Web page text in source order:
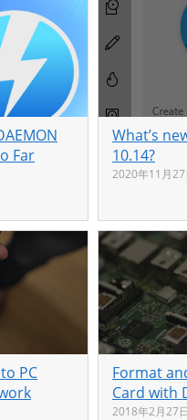
Far
What’s
10.14?
2020年11月
PC
Format
Card with
2018年2月27